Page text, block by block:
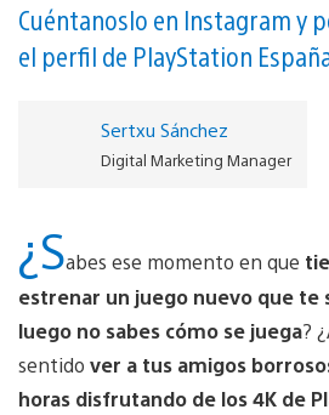
Cuéntanoslo en Instagram y
el perfil de PlayStation
Sertxu Sánchez
Digital Marketing Manager
¿Sabes ese momento en que
estrenar un juego nuevo que te
luego no sabes cómo se juega?
sentido ver a tus amigos
horas disfrutando de los 4K de